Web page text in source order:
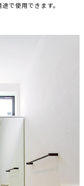
で使用できます。